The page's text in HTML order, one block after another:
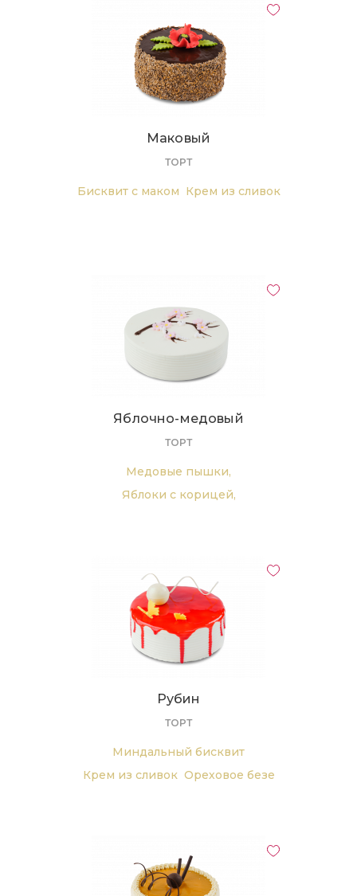
Маковый
ТОРТ
Бисквит с маком Крем из сливок
Яблочно-медовый
ТОРТ
Медовые пышки,
Яблоки с корицей,
Рубин
ТОРТ
Миндальный бисквит
Крем из сливок Ореховое безе